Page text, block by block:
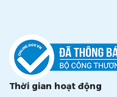
Thời gian hoạt động